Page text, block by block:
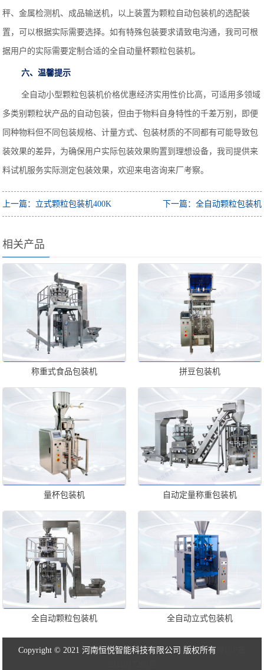
秤、金属检测机、成品输送机，以上装置为颗粒自动包装机的选配装
置，可以根据实际需要选择。如有特殊包装要求请致电沟通，我司可根
据用户的实际需要定制合适的全自动量杯颗粒包装机。
六、温馨提示
全自动小型颗粒包装机价格优惠经济实用性价比高，可适用多领域
多类别颗粒状产品的自动包装，但由于物料自身特性的千差万别，即便
同种物料但不同包装规格、计量方式、包装材质的不同都有可能导致包
装效果的差异，为确保用户实际包装效果购置到理想设备，我司提供来
料试机服务实际测定包装效果，欢迎来电咨询来厂考察。
上一篇：立式颗粒包装机400K 下一篇：全自动颗粒包装机
相关产品
称重式食品包装机 拼豆包装机
量杯包装机 自动定量称重包装机
全自动颗粒包装机 全自动立式包装机
Copyright © 2021 河南恒悦智能科技有限公司 版权所有